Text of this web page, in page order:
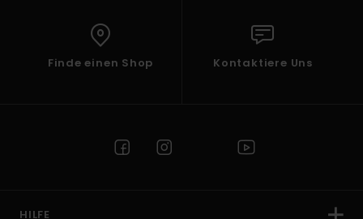
Finde einen Shop Kontaktiere Uns
HILFE